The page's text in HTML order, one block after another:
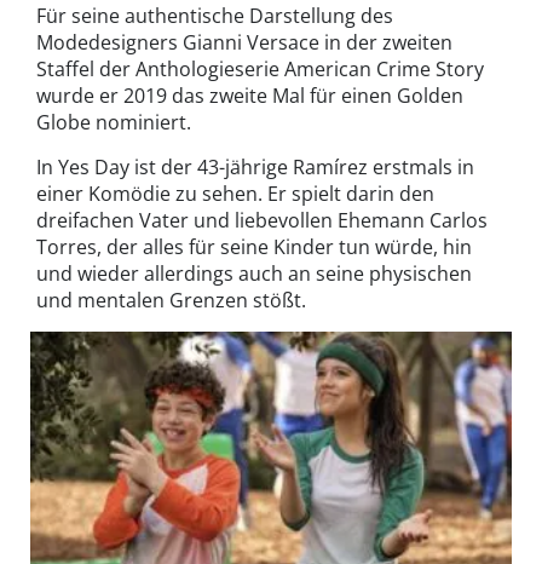
Für seine authentische Darstellung des
Modedesigners Gianni Versace in der zweiten
Staffel der Anthologieserie American Crime Story
wurde er 2019 das zweite Mal für einen Golden
Globe nominiert.
In Yes Day ist der 43-jährige Ramírez erstmals in
einer Komödie zu sehen. Er spielt darin den
dreifachen Vater und liebevollen Ehemann Carlos
Torres, der alles für seine Kinder tun würde, hin
und wieder allerdings auch an seine physischen
und mentalen Grenzen stößt.